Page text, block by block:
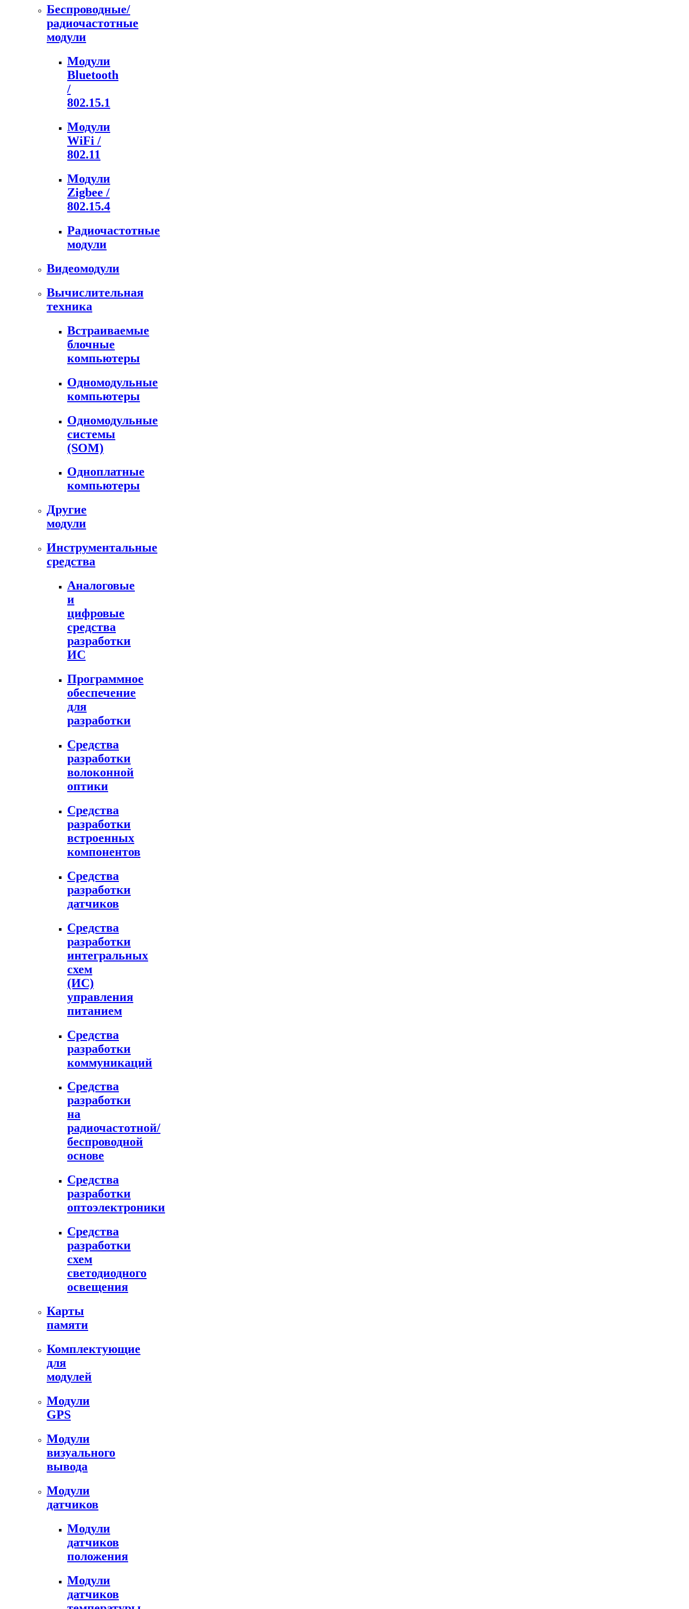
Беспроводные/
радиочастотные
модули
Модули
Bluetooth
/
802.15.1
Модули
WiFi /
802.11
Модули
Zigbee /
802.15.4
Радиочастотные
модули
Видеомодули
Вычислительная
техника
Встраиваемые
блочные
компьютеры
Одномодульные
компьютеры
Одномодульные
системы
(SOM)
Одноплатные
компьютеры
Другие
модули
Инструментальные
средства
Аналоговые
и
цифровые
средства
разработки
ИС
Программное
обеспечение
для
разработки
Средства
разработки
волоконной
оптики
Средства
разработки
встроенных
компонентов
Средства
разработки
датчиков
Средства
разработки
интегральных
схем
(ИС)
управления
питанием
Средства
разработки
коммуникаций
Средства
разработки
на
радиочастотной/
беспроводной
основе
Средства
разработки
оптоэлектроники
Средства
разработки
схем
светодиодного
освещения
Карты
памяти
Комплектующие
для
модулей
Модули
GPS
Модули
визуального
вывода
Модули
датчиков
Модули
датчиков
положения
Модули
датчиков